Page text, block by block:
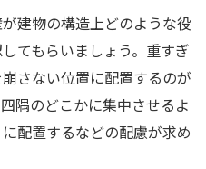
建物の構造上どのような役
てもらいましょう。重すぎ
さない位置に配置するのが
隅のどこかに集中させるよ
配置するなどの配慮が求め